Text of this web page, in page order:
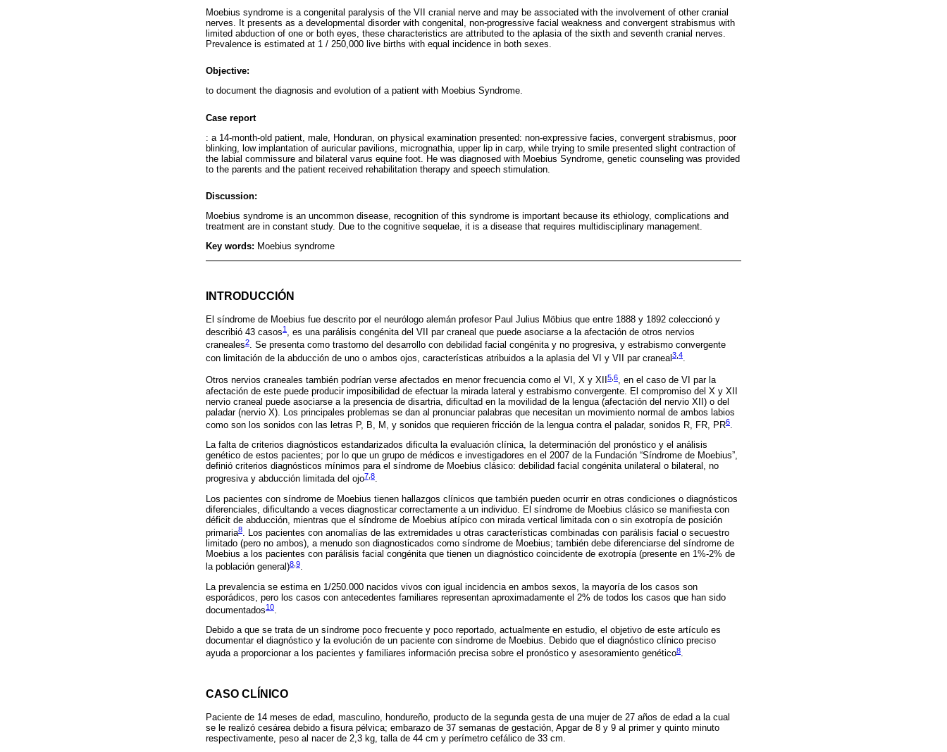
Moebius syndrome is a congenital paralysis of the VII cranial nerve and may be associated with the involvement of other cranial
nerves. It presents as a developmental disorder with congenital, non-progressive facial weakness and convergent strabismus with
limited abduction of one or both eyes, these characteristics are attributed to the aplasia of the sixth and seventh cranial nerves.
Prevalence is estimated at 1 / 250,000 live births with equal incidence in both sexes.
Objective:
to document the diagnosis and evolution of a patient with Moebius Syndrome.
Case report
: a 14-month-old patient, male, Honduran, on physical examination presented: non-expressive facies, convergent strabismus, poor
blinking, low implantation of auricular pavilions, micrognathia, upper lip in carp, while trying to smile presented slight contraction of
the labial commissure and bilateral varus equine foot. He was diagnosed with Moebius Syndrome, genetic counseling was provided
to the parents and the patient received rehabilitation therapy and speech stimulation.
Discussion:
Moebius syndrome is an uncommon disease, recognition of this syndrome is important because its ethiology, complications and
treatment are in constant study. Due to the cognitive sequelae, it is a disease that requires multidisciplinary management.
Key words: Moebius syndrome
INTRODUCCIÓN
El síndrome de Moebius fue descrito por el neurólogo alemán profesor Paul Julius Möbius que entre 1888 y 1892 coleccionó y
describió 43 casos1 , es una parálisis congénita del VII par craneal que puede asociarse a la afectación de otros nervios
craneales2. Se presenta como trastorno del desarrollo con debilidad facial congénita y no progresiva, y estrabismo convergente
con limitación de la abducción de uno o ambos ojos, características atribuidos a la aplasia del VI y VII par craneal3 4.
Otros nervios craneales también podrían verse afectados en menor frecuencia como el VI, X y XII 5 6, en el caso de VI par la
afectación de este puede producir imposibilidad de efectuar la mirada lateral y estrabismo convergente. El compromiso del X y XII
nervio craneal puede asociarse a la presencia de disartria, dificultad en la movilidad de la lengua (afectación del nervio XII) o del
paladar (nervio X). Los principales problemas se dan al pronunciar palabras que necesitan un movimiento normal de ambos labios
como son los sonidos con las letras P, B, M, y sonidos que requieren fricción de la lengua contra el paladar, sonidos R, FR, PR6.
La falta de criterios diagnósticos estandarizados dificulta la evaluación clínica, la determinación del pronóstico y el análisis
genético de estos pacientes; por lo que un grupo de médicos e investigadores en el 2007 de la Fundación “Síndrome de Moebius”,
definió criterios diagnósticos mínimos para el síndrome de Moebius clásico: debilidad facial congénita unilateral o bilateral, no
progresiva y abducción limitada del ojo7 8.
Los pacientes con síndrome de Moebius tienen hallazgos clínicos que también pueden ocurrir en otras condiciones o diagnósticos
diferenciales, dificultando a veces diagnosticar correctamente a un individuo. El síndrome de Moebius clásico se manifiesta con
déficit de abducción, mientras que el síndrome de Moebius atípico con mirada vertical limitada con o sin exotropía de posición
primaria8. Los pacientes con anomalías de las extremidades u otras características combinadas con parálisis facial o secuestro
limitado (pero no ambos), a menudo son diagnosticados como síndrome de Moebius; también debe diferenciarse del síndrome de
Moebius a los pacientes con parálisis facial congénita que tienen un diagnóstico coincidente de exotropía (presente en 1%-2% de
la población general)8 9.
La prevalencia se estima en 1/250.000 nacidos vivos con igual incidencia en ambos sexos, la mayoría de los casos son
esporádicos, pero los casos con antecedentes familiares representan aproximadamente el 2% de todos los casos que han sido
documentados10.
Debido a que se trata de un síndrome poco frecuente y poco reportado, actualmente en estudio, el objetivo de este artículo es
documentar el diagnóstico y la evolución de un paciente con síndrome de Moebius. Debido que el diagnóstico clínico preciso
ayuda a proporcionar a los pacientes y familiares información precisa sobre el pronóstico y asesoramiento genético8.
CASO CLÍNICO
Paciente de 14 meses de edad, masculino, hondureño, producto de la segunda gesta de una mujer de 27 años de edad a la cual
se le realizó cesárea debido a fisura pélvica; embarazo de 37 semanas de gestación, Apgar de 8 y 9 al primer y quinto minuto
respectivamente, peso al nacer de 2,3 kg, talla de 44 cm y perímetro cefálico de 33 cm.